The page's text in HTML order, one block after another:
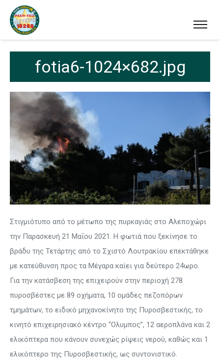
fotia6-1024×682.jpg
Στιγμιότυπο από το μέτωπο της πυρκαγιάς στο Αλεποχώρι
την Παρασκευή 21 Μαΐου 2021. Η φωτιά που ξεκίνησε το
βράδυ της Τετάρτης από το Σχιστό Λουτρακίου επεκτάθηκε
με κατεύθυνση προς τα Μέγαρα καίει για δεύτερο 24ωρο.
Για την κατάσβεση της επιχειρούν στην περιοχή 278
πυροσβέστες με 89 οχήματα, 10 ομάδες πεζοπόρων
τμημάτων, το ειδικό μηχανοκίνητο της Πυροσβεστικής, το
κινητό επιχειρησιακό κέντρο “Ολυμπος”, 12 αεροπλάνα και 2
ελικόπτερα που κάνουν συνεχώς ρίψεις νερού, καθώς και 1
ελικόπτερο της Πυροσβεστικής, ως συντονιστικό.